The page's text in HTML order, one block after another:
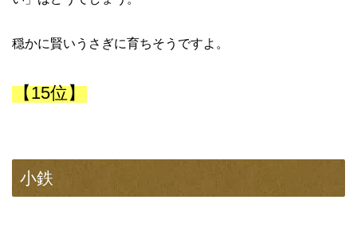
穏かに賢いうさぎに育ちそうですよ。
【15位】
小鉄